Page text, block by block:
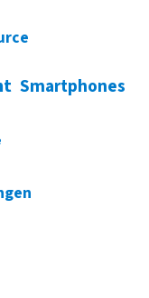
Smartphones